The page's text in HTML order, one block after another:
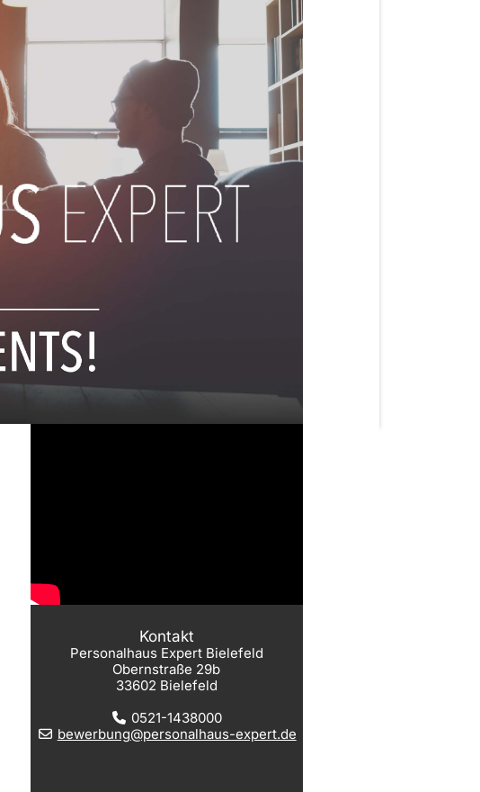
Kontakt
Personalhaus Expert Bielefeld
Obernstraße 29b
33602 Bielefeld
0521-1438000
bewerbung@personalhaus-expert.de